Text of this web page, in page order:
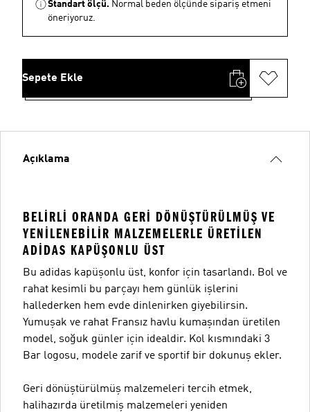
Standart ölçü. Normal beden ölçünde sipariş etmeni
öneriyoruz.
Sepete Ekle
Açıklama
BELIRLI ORANDA GERI DÖNÜŞTÜRÜLMÜŞ VE
YENILENEBILIR MALZEMELERLE ÜRETILEN
ADIDAS KAPÜŞONLU ÜST
Bu adidas kapüşonlu üst, konfor için tasarlandı. Bol ve
rahat kesimli bu parçayı hem günlük işlerini
hallederken hem evde dinlenirken giyebilirsin.
Yumuşak ve rahat Fransız havlu kumaşından üretilen
model, soğuk günler için idealdir. Kol kısmındaki 3
Bar logosu, modele zarif ve sportif bir dokunuş ekler.
Geri dönüştürülmüş malzemeleri tercih etmek,
halihazırda üretilmiş malzemeleri yeniden